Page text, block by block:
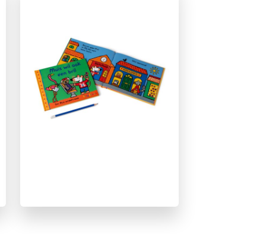
Prentenboeken
Spelen & leren
Lucy Cousins